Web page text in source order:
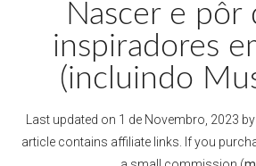
Nascer e pôr
inspiradores
(incluindo
Last updated on 1 de Novembro, 2023 by
article contains affiliate links. If you